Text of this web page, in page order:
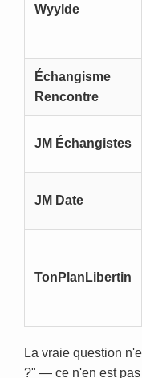
Wyylde
Échangisme
Rencontre
JM Échangistes
JM Date
TonPlanLibertin
La vraie question
?" — ce n'en est pas